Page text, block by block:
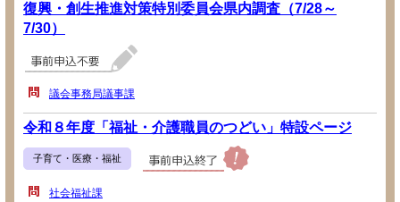
復興・創生推進対策特別委員会県内調査（7/28～
7/30）
議会事務局議事課
令和８年度「福祉・介護職員のつどい」特設ページ
子育て・医療・福祉
社会福祉課